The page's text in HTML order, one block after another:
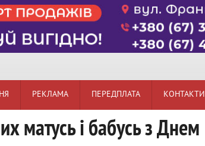
РЕКЛАМА ПЕРЕДПЛАТА КОНТАКТИ
матусь і бабусь з Днем